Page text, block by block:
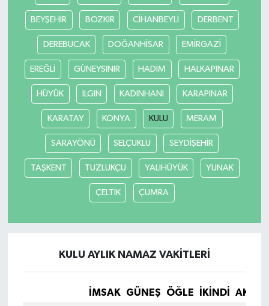
BEYŞEHİR BOZKIR CİHANBEYLİ DERBENT
DEREBUCAK DOĞANHİSAR EMİRGAZİ
EREĞLİ GÜNEYSINIR HADİM HALKAPINAR
HÜYÜK ILGIN KADINHANI KARAPINAR
KARATAY KONYA KULU MERAM
SARAYÖNÜ SELÇUKLU SEYDİŞEHİR
TAŞKENT TUZLUKÇU YALIHÜYÜK YUNAK
ÇELTİK ÇUMRA
KULU AYLIK NAMAZ VAKITLERI
İMSAK GÜNEŞ ÖĞLE İKINDI
Yeme-İçme
Yemek